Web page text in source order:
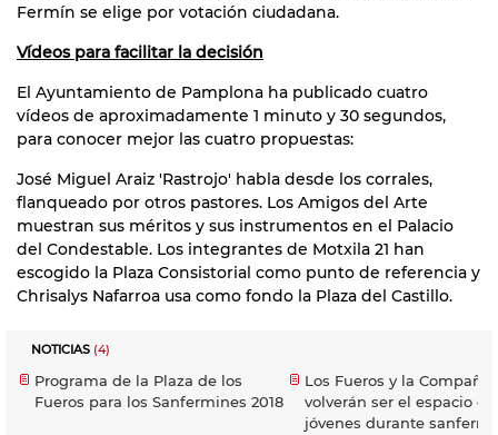
Fermín se elige por votación ciudadana.
Vídeos para facilitar la decisión
El Ayuntamiento de Pamplona ha publicado cuatro
vídeos de aproximadamente 1 minuto y 30 segundos,
para conocer mejor las cuatro propuestas:
José Miguel Araiz 'Rastrojo' habla desde los corrales,
flanqueado por otros pastores. Los Amigos del Arte
muestran sus méritos y sus instrumentos en el Palacio
del Condestable. Los integrantes de Motxila 21 han
escogido la Plaza Consistorial como punto de referencia y
Chrisalys Nafarroa usa como fondo la Plaza del Castillo.
NOTICIAS (4)
Programa de la Plaza de los
Fueros para los Sanfermines 2018
Los Fueros y la Compañía
volverán ser el espacio
jóvenes durante